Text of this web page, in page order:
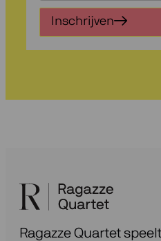
in
voor
Inschrijven
Ragazze Quartet